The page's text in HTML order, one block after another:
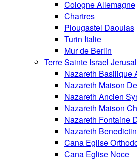
Cologne Allemagne
Chartres
Plougastel Daoulas
Turin Italie
Mur de Berlin
Terre Sainte Israel
Nazareth Basilique
Nazareth Maison
Nazareth Ancien
Nazareth Maison
Nazareth Fontaine
Nazareth
Cana Eglise
Cana Eglise Noce